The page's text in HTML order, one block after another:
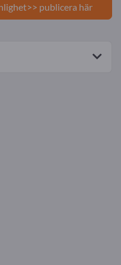
publicera här